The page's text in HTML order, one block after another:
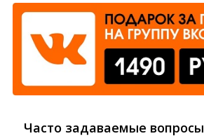
Часто задаваемые вопросы